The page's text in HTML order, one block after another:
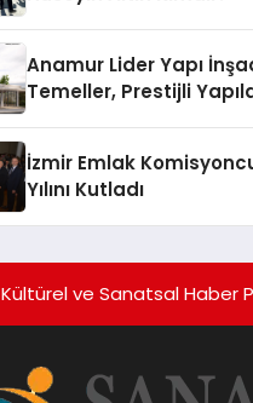
Anamur Lider Yapı
Temeller, Prestijli
İzmir Emlak
Yılını Kutladı
Kültürel ve Sanatsal Haber